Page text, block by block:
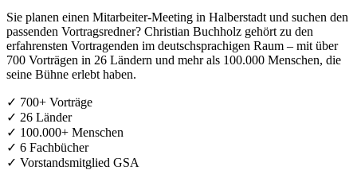
Sie planen einen Mitarbeiter-Meeting in Halberstadt und suchen den
passenden Vortragsredner? Christian Buchholz gehört zu den
erfahrensten Vortragenden im deutschsprachigen Raum – mit über
700 Vorträgen in 26 Ländern und mehr als 100.000 Menschen, die
seine Bühne erlebt haben.
✓ 700+ Vorträge
✓ 26 Länder
✓ 100.000+ Menschen
✓ 6 Fachbücher
✓ Vorstandsmitglied GSA